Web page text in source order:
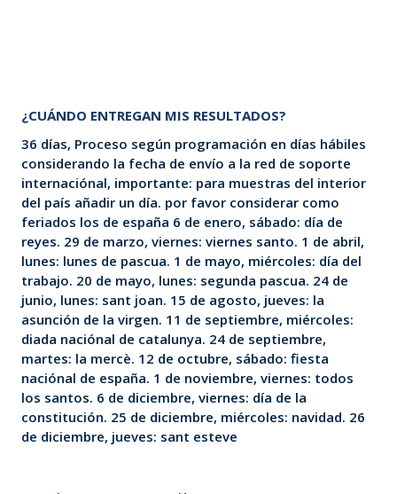
¿CUÁNDO ENTREGAN MIS RESULTADOS?
36 días, Proceso según programación en días hábiles
considerando la fecha de envío a la red de soporte
internaciónal, importante: para muestras del interior
del país añadir un día. por favor considerar como
feriados los de españa 6 de enero, sábado: día de
reyes. 29 de marzo, viernes: viernes santo. 1 de abril,
lunes: lunes de pascua. 1 de mayo, miércoles: día del
trabajo. 20 de mayo, lunes: segunda pascua. 24 de
junio, lunes: sant joan. 15 de agosto, jueves: la
asunción de la virgen. 11 de septiembre, miércoles:
diada naciónal de catalunya. 24 de septiembre,
martes: la mercè. 12 de octubre, sábado: fiesta
naciónal de españa. 1 de noviembre, viernes: todos
los santos. 6 de diciembre, viernes: día de la
constitución. 25 de diciembre, miércoles: navidad. 26
de diciembre, jueves: sant esteve